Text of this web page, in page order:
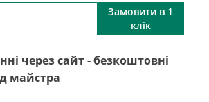
Замовити в 1
клік
через сайт - безкоштовні
майстра